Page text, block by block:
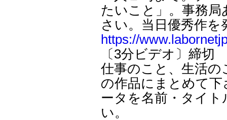
たいこと」。事務
さい。当日優秀作
https://
〔3分ビデオ〕締切
仕事のこと、生活
の作品にまとめて
ータを名前・タイ
い。